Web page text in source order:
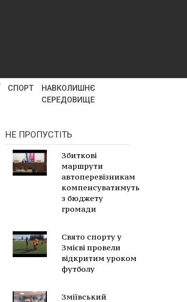
СПОРТ
НАВКОЛИШНЄ
СЕРЕДОВИЩЕ
НЕ ПРОПУСТІТЬ
Збиткові
маршрути
автоперевізникам
компенсуватимуть
з бюджету
громади
Свято спорту у
Змієві провели
відкритим уроком
футболу
Зміївський